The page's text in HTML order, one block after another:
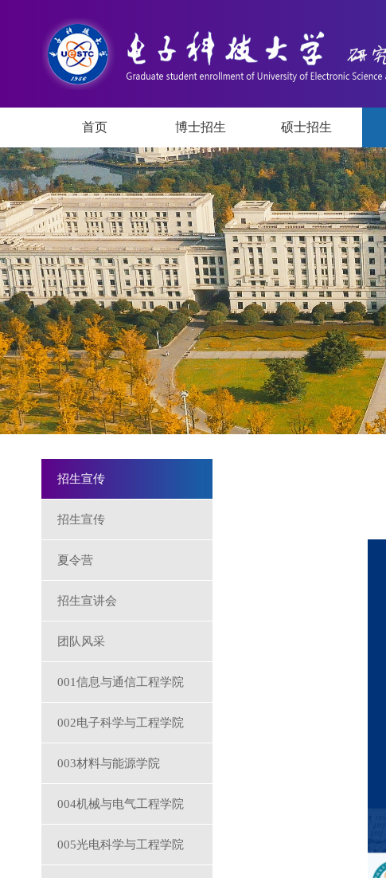
首页 博士招生 硕士招生
招生宣传
招生宣传
夏令营
招生宣讲会
团队风采
001信息与通信工程学院
002电子科学与工程学院
003材料与能源学院
004机械与电气工程学院
005光电科学与工程学院